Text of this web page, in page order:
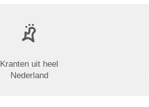
Kranten uit heel
Nederland